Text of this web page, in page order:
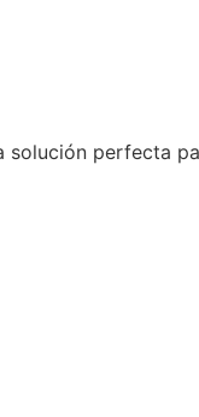
perfecta